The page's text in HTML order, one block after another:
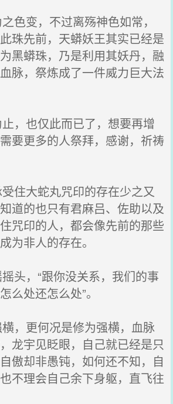
色变，不过离殇神色如常，
珠先前，天蟒妖王其实已经是
黑蟒珠，乃是利用其妖丹，融
脉，祭炼成了一件威力巨大法
，也仅此而已了，想要再增
要更多的人祭拜，感谢，祈祷
住大蛇丸咒印的存在少之又
道的也只有君麻吕、佐助以及
咒印的人，都会像先前的那些
为非人的存在。
头，“跟你没关系，我们的事
么处还怎么处”。
，更何况是修为强横，血脉
龙宇见眨眼，自己就已经是只
傲却非愚钝，如何还不知，自
不理会自己余下身躯，直飞往